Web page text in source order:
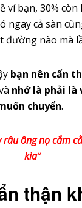
ví bạn, 30% còn
ngay cả sàn
đường nào mà
bạn nên cẩn
nhớ là phải là
chuyển.
ông nọ cắm
kia“
thận